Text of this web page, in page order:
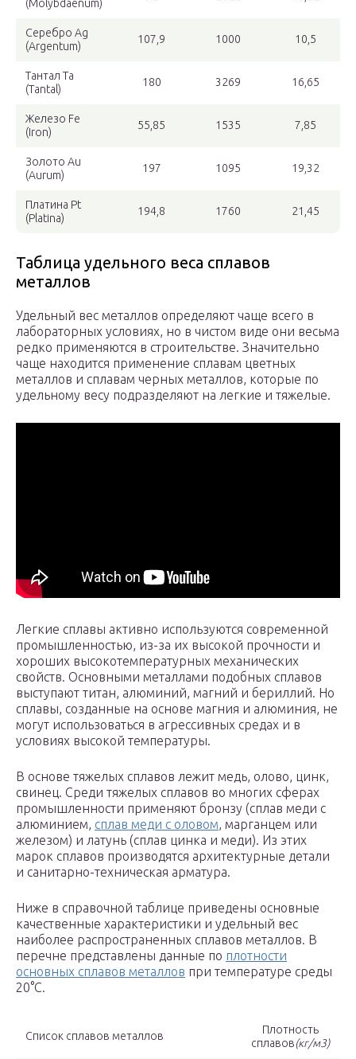
(Molybdaenum)
Серебро Ag
(Argentum)
107,9 1000 10,5
Тантал Ta
(Tantal)
180 3269 16,65
Железо Fe
(Iron)
55,85 1535 7,85
Золото Au
(Aurum)
197 1095 19,32
Платина Pt
(Platina)
194,8 1760 21,45
Таблица удельного веса сплавов
металлов
Удельный вес металлов определяют чаще всего в
лабораторных условиях, но в чистом виде они весьма
редко применяются в строительстве. Значительно
чаще находится применение сплавам цветных
металлов и сплавам черных металлов, которые по
удельному весу подразделяют на легкие и тяжелые.
Легкие сплавы активно используются современной
промышленностью, из-за их высокой прочности и
хороших высокотемпературных механических
свойств. Основными металлами подобных сплавов
выступают титан, алюминий, магний и бериллий. Но
сплавы, созданные на основе магния и алюминия, не
могут использоваться в агрессивных средах и в
условиях высокой температуры.
В основе тяжелых сплавов лежит медь, олово, цинк,
свинец. Среди тяжелых сплавов во многих сферах
промышленности применяют бронзу (сплав меди с
алюминием, сплав меди с оловом, марганцем или
железом) и латунь (сплав цинка и меди). Из этих
марок сплавов производятся архитектурные детали
и санитарно-техническая арматура.
Ниже в справочной таблице приведены основные
качественные характеристики и удельный вес
наиболее распространенных сплавов металлов. В
перечне представлены данные по плотности
основных сплавов металлов при температуре среды
20°C.
Список сплавов металлов
Плотность
сплавов(кг/м3)